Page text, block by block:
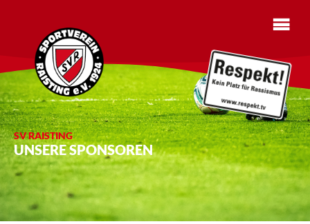
SV RAISTING
UNSERE SPONSOREN